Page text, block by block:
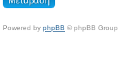
Powered by phpBB © phpBB Group.